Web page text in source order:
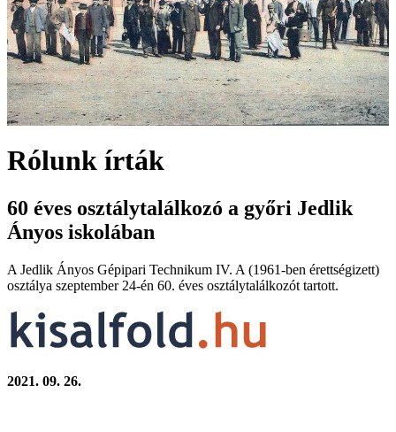
Rólunk írták
60 éves osztálytalálkozó a győri Jedlik
Ányos iskolában
A Jedlik Ányos Gépipari Technikum IV. A (1961-ben érettségizett)
osztálya szeptember 24-én 60. éves osztálytalálkozót tartott.
2021. 09. 26.